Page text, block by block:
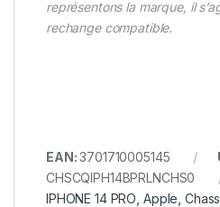
représentons la marque, il
rechange compatible.
EAN:3701710005145
CHSCQIPH14BPRLNCHS0
IPHONE 14 PRO Apple